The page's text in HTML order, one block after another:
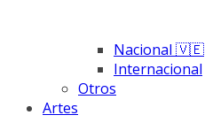
Nacional 🇻🇪
Internacional
Otros
Artes